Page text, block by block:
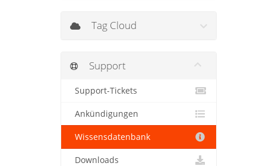
Tag Cloud
Support
Support-Tickets
Ankündigungen
Wissensdatenbank
Downloads